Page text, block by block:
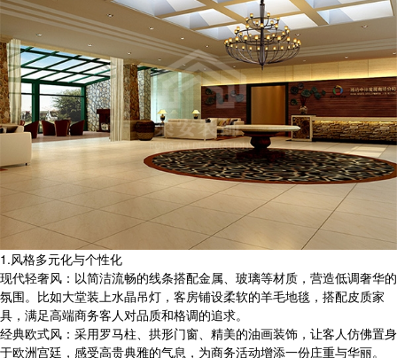
1.风格多元化与个性化
现代轻奢风：以简洁流畅的线条搭配金属、玻璃等材质，营造低调奢华的
氛围。比如大堂装上水晶吊灯，客房铺设柔软的羊毛地毯，搭配皮质家
具，满足高端商务客人对品质和格调的追求。
经典欧式风：采用罗马柱、拱形门窗、精美的油画装饰，让客人仿佛置身
于欧洲宫廷，感受高贵典雅的气息，为商务活动增添一份庄重与华丽。